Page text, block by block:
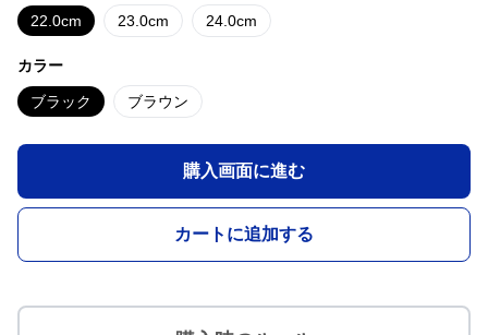
22.0cm 23.0cm 24.0cm
カラー
ブラック ブラウン
購入画面に進む
カートに追加する